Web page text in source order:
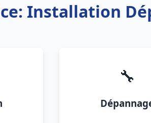
Installation
🔧